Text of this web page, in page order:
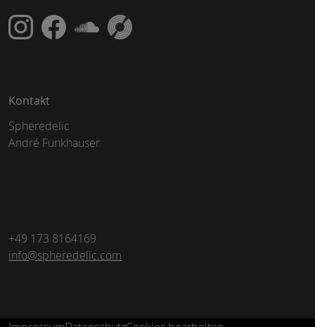
Kontakt
Spheredelic
André Funkhauser
+49 173 8164169
info@spheredelic.com